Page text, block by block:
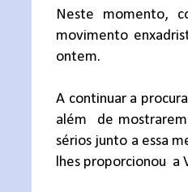
Neste momento,
movimento
ontem.
A continuar a
além
de
sérios junto a essa
lhes proporcionou a